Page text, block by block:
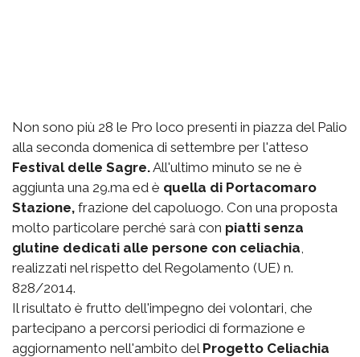
Non sono più 28 le Pro loco presenti in piazza del Palio
alla seconda domenica di settembre per l'atteso
Festival delle Sagre.All'ultimo minuto se ne è
aggiunta una 29.ma ed è quella di Portacomaro
Stazione, frazione del capoluogo. Con una proposta
molto particolare perché sarà con piatti senza
glutine dedicati alle persone con celiachia
realizzati nel rispetto del Regolamento (UE) n.
828/2014.
Il risultato è frutto dell'impegno dei volontari, che
partecipano a percorsi periodici di formazione e
aggiornamento nell'ambito del Progetto Celiachia